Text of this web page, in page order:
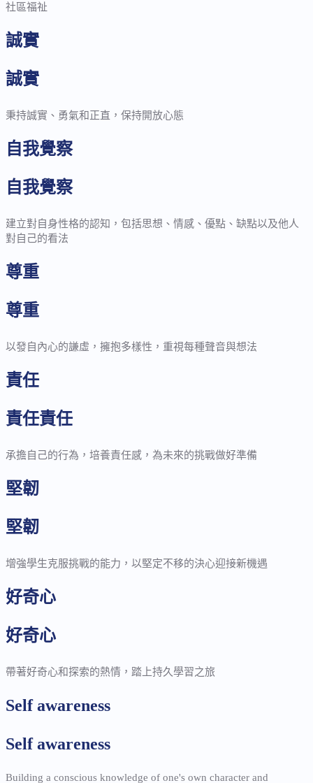
社區福祉
誠實
誠實
秉持誠實、勇氣和正直，保持開放心態
自我覺察
自我覺察
建立對自身性格的認知，包括思想、情感、優點、缺點以及他人
對自己的看法
尊重
尊重
以發自內心的謙虛，擁抱多樣性，重視每種聲音與想法
責任
責任責任
承擔自己的行為，培養責任感，為未來的挑戰做好準備
堅韌
堅韌
增強學生克服挑戰的能力，以堅定不移的決心迎接新機遇
好奇心
好奇心
帶著好奇心和探索的熱情，踏上持久學習之旅
Self awareness
Self awareness
Building a conscious knowledge of one's own character and